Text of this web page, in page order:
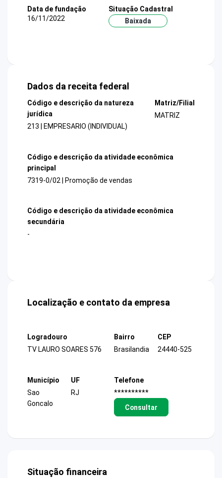
Data de fundação
16/11/2022
Situação Cadastral
Baixada
Dados da receita federal
Código e descrição da natureza
jurídica
213 | EMPRESARIO (INDIVIDUAL)
Matriz/Filial
MATRIZ
Código e descrição da atividade econômica
principal
7319-0/02 | Promoção de vendas
Código e descrição da atividade econômica
secundária
-
Localização e contato da empresa
Logradouro
TV LAURO SOARES 576
Bairro
Brasilandia
CEP
24440-525
Município
Sao
Goncalo
UF
RJ
Telefone
**********
Consultar
Situação financeira